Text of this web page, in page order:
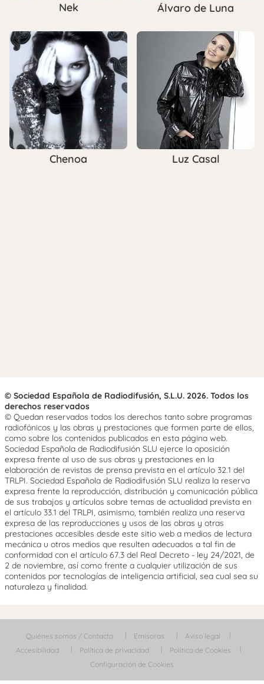
Nek Álvaro de Luna
Chenoa Luz Casal
© Sociedad Española de Radiodifusión, S.L.U. 2026. Todos los
derechos reservados
© Quedan reservados todos los derechos tanto sobre programas
radiofónicos y las obras y prestaciones que formen parte de ellos,
como sobre los contenidos publicados en esta página web.
Sociedad Española de Radiodifusión SLU ejerce la oposición
expresa frente al uso de sus obras y prestaciones en la
elaboración de revistas de prensa prevista en el artículo 32.1 del
TRLPI. Sociedad Española de Radiodifusión SLU realiza la reserva
expresa frente la reproducción, distribución y comunicación pública
de sus trabajos y artículos sobre temas de actualidad prevista en
el artículo 33.1 del TRLPI, asimismo, también realiza una reserva
expresa de las reproducciones y usos de las obras y otras
prestaciones accesibles desde este sitio web a medios de lectura
mecánica u otros medios que resulten adecuados a tal fin de
conformidad con el artículo 67.3 del Real Decreto - ley 24/2021, de
2 de noviembre, así como frente a cualquier utilización de sus
contenidos por tecnologías de inteligencia artificial, sea cual sea su
naturaleza y finalidad.
Quiénes somos / Contacta Emisoras
Aviso legal
Accesibilidad
Política de privacidad
Política de Cookies
Configuración de Cookies